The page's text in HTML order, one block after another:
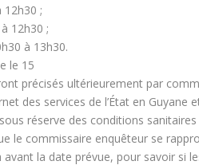
12h30 ;
12h30 ;
à 13h30.
le 15
précisés ultérieurement par
des services de l’État en Guyane
réserve des conditions sanitaires
le commissaire enquêteur se
avant la date prévue, pour savoir si